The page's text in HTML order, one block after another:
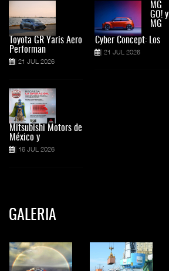
Toyota GR Yaris Aero
Performan
21 JUL 2026
Mitsubishi Motors de
México y
16 JUL 2026
MG
GO! y
MG
Cyber Concept: Los
21 JUL 2026
GALERIA